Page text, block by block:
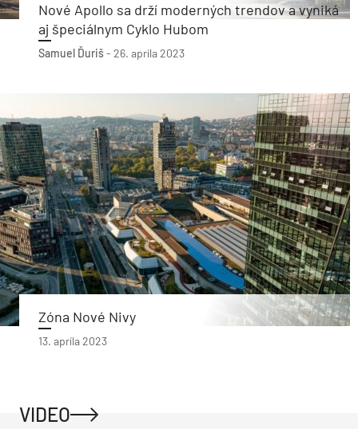
Nové Apollo sa drží moderných trendov a vyniká
aj špeciálnym Cyklo Hubom
Samuel Ďuriš- 26. apríla 2023
Zóna Nové Nivy
13. apríla 2023
VIDEO